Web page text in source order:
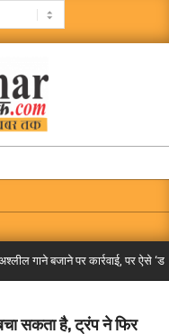
गाने बजाने पर कार्रवाई, पर ऐसे ‘डबल
सकता है, ट्रंप ने फिर